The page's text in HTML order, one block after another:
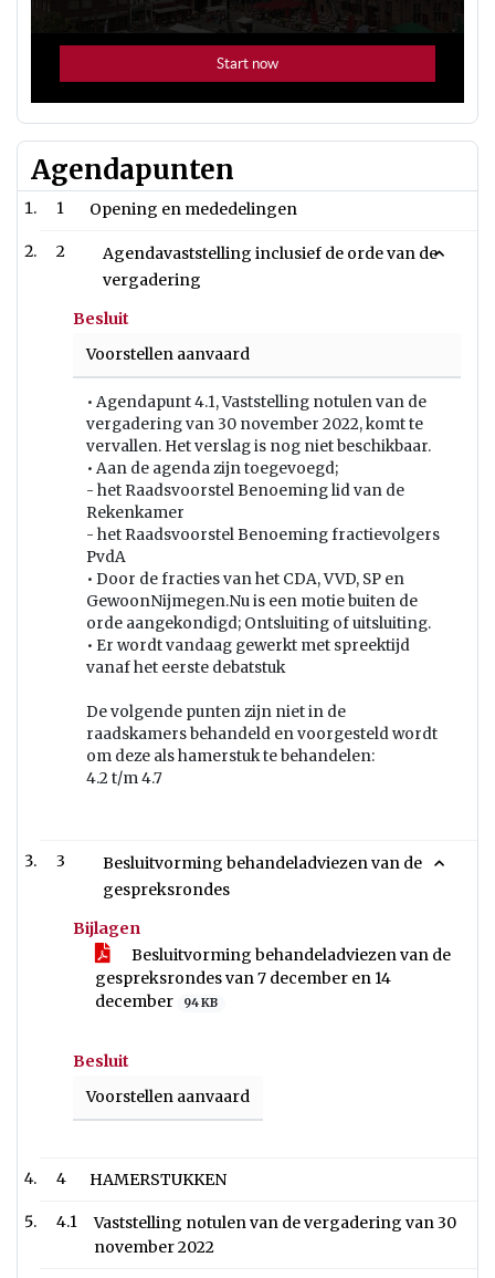
Agendapunten
1 Opening en mededelingen
2
Agendavaststelling inclusief de orde van de
vergadering
Besluit
Voorstellen aanvaard
• Agendapunt 4.1, Vaststelling notulen van de
vergadering van 30 november 2022, komt te
vervallen. Het verslag is nog niet beschikbaar.
• Aan de agenda zijn toegevoegd;
- het Raadsvoorstel Benoeming lid van de
Rekenkamer
- het Raadsvoorstel Benoeming fractievolgers
PvdA
• Door de fracties van het CDA, VVD, SP en
GewoonNijmegen.Nu is een motie buiten de
orde aangekondigd; Ontsluiting of uitsluiting.
• Er wordt vandaag gewerkt met spreektijd
vanaf het eerste debatstuk
De volgende punten zijn niet in de
raadskamers behandeld en voorgesteld wordt
om deze als hamerstuk te behandelen:
4.2 t/m 4.7
3
Besluitvorming behandeladviezen van de
gespreksrondes
Bijlagen
Besluitvorming behandeladviezen van de
gespreksrondes van 7 december en 14
december
94 KB
Besluit
Voorstellen aanvaard
4 HAMERSTUKKEN
4.1
Vaststelling notulen van de vergadering van 30
november 2022